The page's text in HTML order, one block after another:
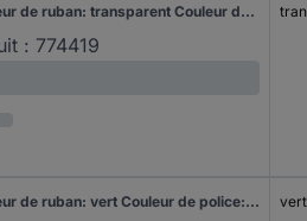
DYMO LT plastique Couleur de ruban: transparent Couleur de police: noir 12 mm 4 m S0721530
: 774419
DYMO LT plastique Couleur de ruban: vert Couleur de police: noir 12 mm 4 m S0721640 vert